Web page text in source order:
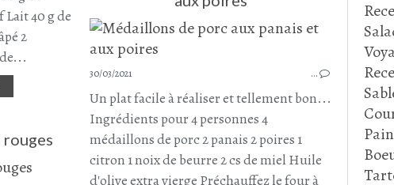
FÉCULENTS
Lait 40 g de
2
30/03/2021 …
Un plat facile à réaliser et tellement bon...
Ingrédients pour 4 personnes 4
médaillons de porc 2 panais 2 poires 1
citron 1 noix de beurre 2 cs de miel Huile
d'olive extra vierge Préchauffez le four à
rouges
GOULASH